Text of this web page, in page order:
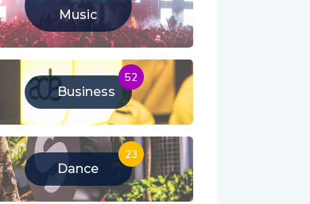
Music
Business
52
Dance
23